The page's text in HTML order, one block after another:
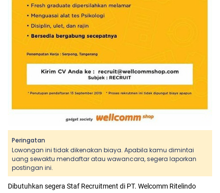
Peringatan
Lowongan ini tidak dikenakan biaya. Apabila kamu dimintai
uang sewaktu mendaftar atau wawancara, segera laporkan
postingan ini.
Dibutuhkan segera Staf Recruitment di PT. Welcomm Ritelindo